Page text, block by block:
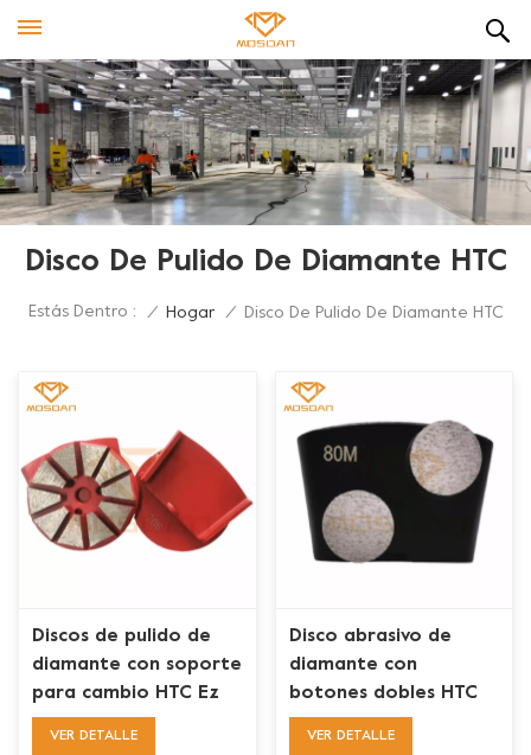
Disco De Pulido De Diamante HTC
Estás Dentro : / Hogar / Disco De Pulido De Diamante HTC
Discos de pulido de
diamante con soporte
para cambio HTC Ez
de 3'' con 10
VER DETALLE
Disco abrasivo de
diamante con
botones dobles HTC
para preparación de
VER DETALLE